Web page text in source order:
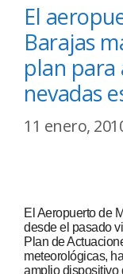
El
Barajas
plan
nevadas
11 enero,
El Aeropuerto de
desde el pasado
Plan de
meteorológicas,
amplio dispositivo